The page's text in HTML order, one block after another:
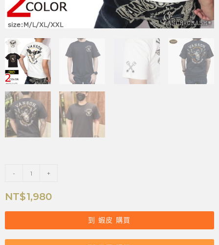
- +
NT$1,980
到 蝦皮 購買